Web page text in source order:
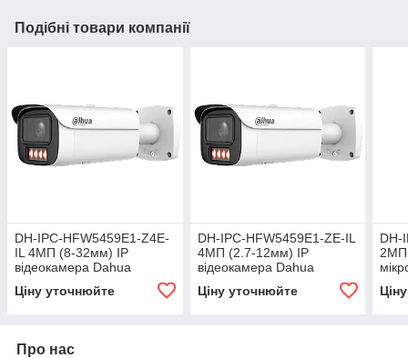
Подібні товари компанії
DH-IPC-HFW5459E1-Z4E-
IL 4МП (8-32мм) IP
відеокамера Dahua
Ціну уточнюйте
DH-IPC-HFW5459E1-ZE-IL
4МП (2.7-12мм) IP
відеокамера Dahua
Ціну уточнюйте
DH-
2МП
Про нас